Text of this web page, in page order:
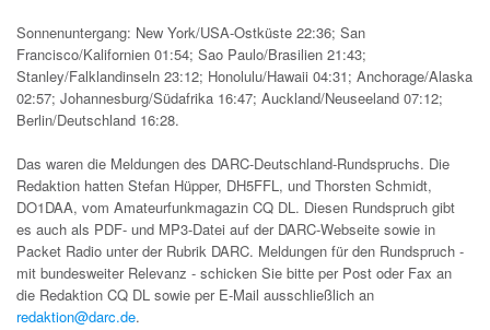
Sonnenuntergang: New York/USA-Ostküste 22:36; San
Francisco/Kalifornien 01:54; Sao Paulo/Brasilien 21:43;
Stanley/Falklandinseln 23:12; Honolulu/Hawaii 04:31; Anchorage/Alaska
02:57; Johannesburg/Südafrika 16:47; Auckland/Neuseeland 07:12;
Berlin/Deutschland 16:28.
Das waren die Meldungen des DARC-Deutschland-Rundspruchs. Die
Redaktion hatten Stefan Hüpper, DH5FFL, und Thorsten Schmidt,
DO1DAA, vom Amateurfunkmagazin CQ DL. Diesen Rundspruch gibt
es auch als PDF- und MP3-Datei auf der DARC-Webseite sowie in
Packet Radio unter der Rubrik DARC. Meldungen für den Rundspruch -
mit bundesweiter Relevanz - schicken Sie bitte per Post oder Fax an
die Redaktion CQ DL sowie per E-Mail ausschließlich an
redaktion@darc.de.